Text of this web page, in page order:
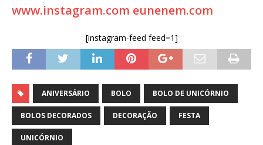
www.instagram.com eunenem.com
[instagram-feed feed=1]
ANIVERSÁRIO BOLO BOLO DE UNICÓRNIO
BOLOS DECORADOS DECORAÇÃO FESTA
UNICÓRNIO